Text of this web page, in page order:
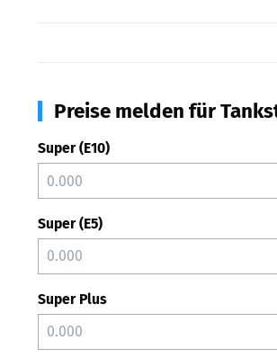
Preise melden für
Super (E10)
Super (E5)
Super Plus